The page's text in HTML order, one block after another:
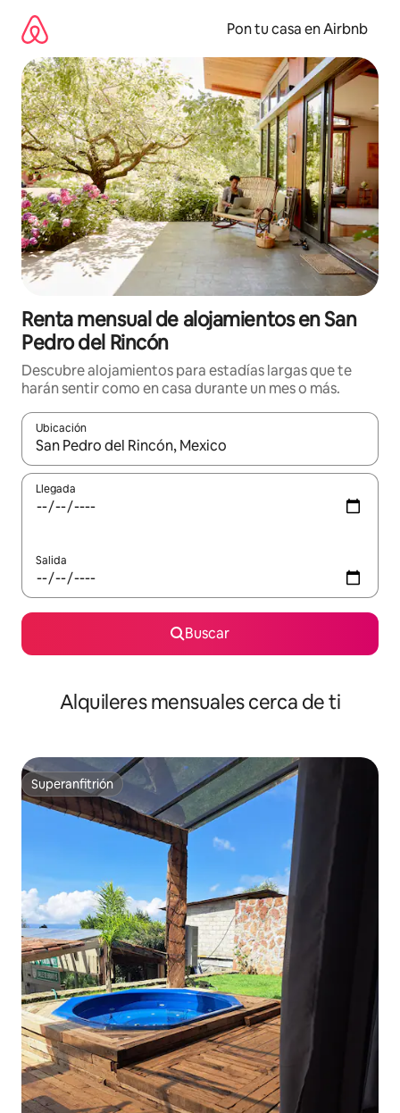
contenido
Pon tu casa en Airbnb
Renta mensual de alojamientos en San
Pedro del Rincón
Descubre alojamientos para estadías largas que te
harán sentir como en casa durante un mes o más.
Ubicación
Cuando los resultados estén disponibles, navega con las
Llegada
Salida
Buscar
Alquileres mensuales cerca de ti
Superanfitrión
Superanfitrión